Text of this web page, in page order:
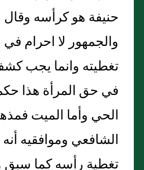
حنيفة هو كرأسه
والجمهور لا احرام
تغطيته وانما يجب
في حق المرأة هذا
الحي وأما الميت
الشافعي وموافقيه
تغطية رأسه كما سبق